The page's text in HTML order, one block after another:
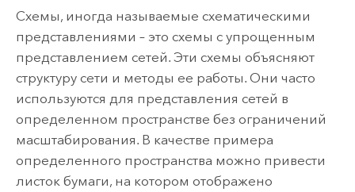
Схемы, иногда называемые схематическими
представлениями – это схемы с упрощенным
представлением сетей. Эти схемы объясняют
структуру сети и методы ее работы. Они часто
используются для представления сетей в
определенном пространстве без ограничений
масштабирования. В качестве примера
определенного пространства можно привести
листок бумаги, на котором отображено